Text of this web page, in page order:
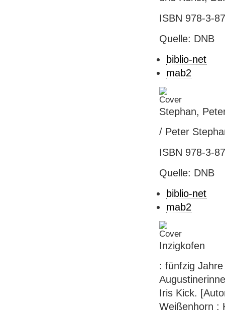
ISBN 978-3-
Quelle: DNB
biblio-net
mab2
Stephan,
/ Peter
ISBN 978-3-
Quelle: DNB
biblio-net
mab2
Inzigkofen
: fünfzig
Iris Kick.
Weißenhorn :